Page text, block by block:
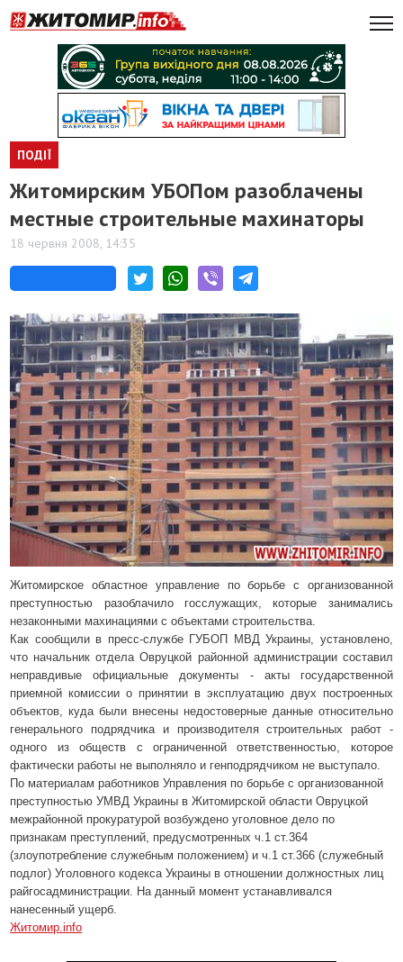
ПОДІЇ
Житомирским УБОПом разоблачены
местные строительные махинаторы
18 червня 2008, 14:35
Житомирское областное управление по борьбе с организованной
преступностью разоблачило госслужащих, которые занимались
незаконными махинациями с объектами строительства.
Как сообщили в пресс-службе ГУБОП МВД Украины, установлено,
что начальник отдела Овруцкой районной администрации составил
неправдивые официальные документы - акты государственной
приемной комиссии о принятии в эксплуатацию двух построенных
объектов, куда были внесены недостоверные данные относительно
генерального подрядчика и производителя строительных работ -
одного из обществ с ограниченной ответственностью, которое
фактически работы не выполняло и генподрядчиком не выступало.
По материалам работников Управления по борьбе с организованной
преступностью УМВД Украины в Житомирской области Овруцкой
межрайонной прокуратурой возбуждено уголовное дело по
признакам преступлений, предусмотренных ч.1 ст.364
(злоупотребление служебным положением) и ч.1 ст.366 (служебный
подлог) Уголовного кодекса Украины в отношении должностных лиц
райгосадминистрации. На данный момент устанавливался
нанесенный ущерб.
Житомир.info